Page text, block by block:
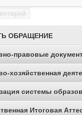
ОБРАЩЕНИЕ
правовые
хозяйственная
системы
Итоговая